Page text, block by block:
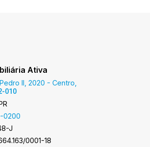
Ativa
II, 2020 - Centro,
010
0200
J
0001-18